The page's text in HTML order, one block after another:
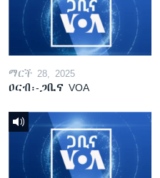
ማርች 28, 2025
ዐርብ፡-ጋቢና VOA